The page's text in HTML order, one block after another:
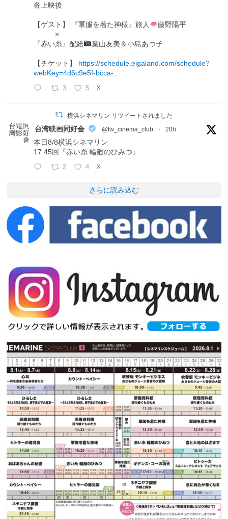
各上映後
【ゲスト】 『軍服を着た神様』旅人
藤野陽平
×
『赤い糸』配給
葉山友美＆小島あつ子
【チケット】 https://schedule.eigaland.com/schedule?
webKey=4d6c9e5f-bcca-...
3 5 X
横浜シネマリン リツイートされました
台湾映画同好会 @tw_cinema_club · 20h
本日8/8横浜シネマリン
17:45回『赤い糸 輪廻のひみつ』
2 4 X
さらに読み込む